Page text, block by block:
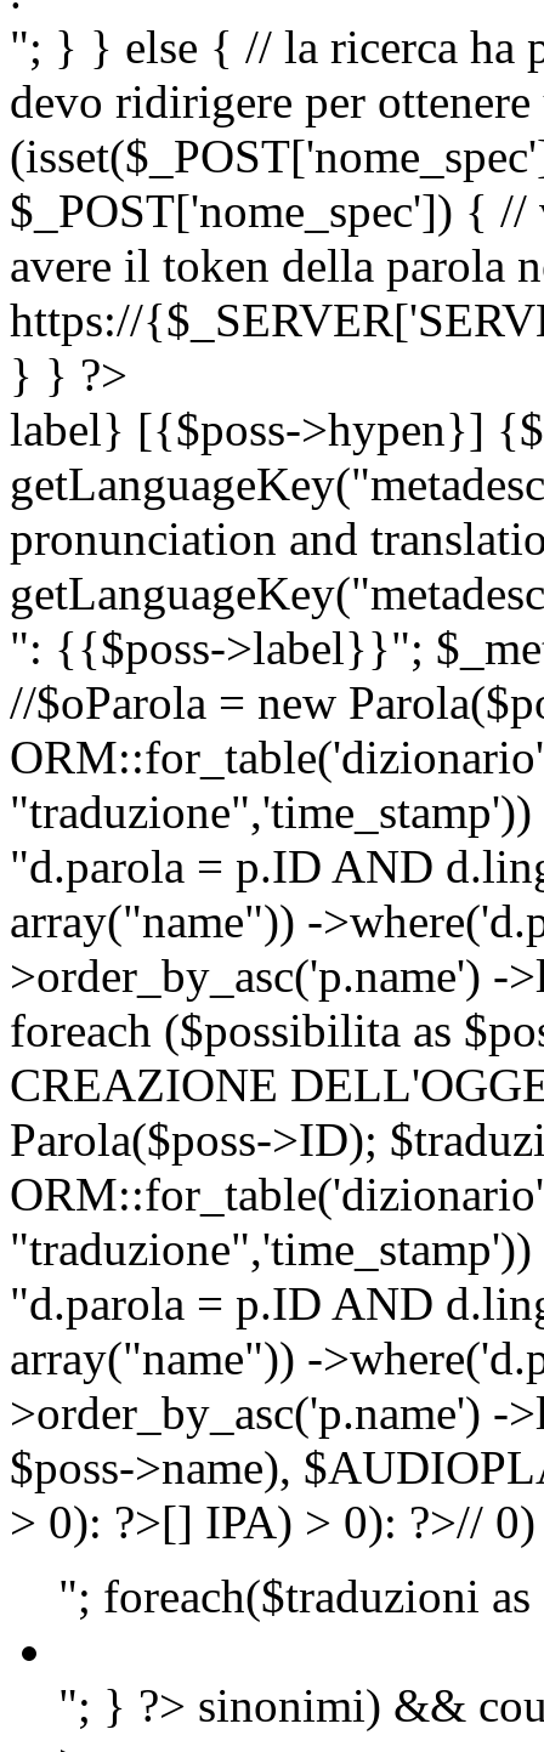
"; } } else { // la ricerca ha
devo ridirigere per
$_POST['nome_spec']) {
avere il token della parola
https://
} } ?>
label} [{$poss->hypen}]
pronunciation and
": {{$poss->label}}";
//$oParola = new
"d.parola = p.ID AND
array("name")) -
>order_by_asc('p.name')
foreach ($possibilita as
CREAZIONE
Parola($poss->ID);
"d.parola = p.ID AND
array("name")) -
>order_by_asc('p.name')
$poss->name),
> 0): ?>[] IPA) > 0): ?>//
"; foreach($traduzioni
"; } ?> sinonimi) &&